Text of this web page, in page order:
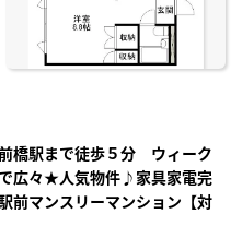
橋駅まで徒歩５分 ウィーク
広々★人気物件♪家具家電完
前マンスリーマンション【対